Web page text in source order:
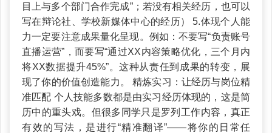
目上与多个部门合作完成”；若没有相关经历，也可以
写在辩论社、学校新媒体中心的经历） 5.体现个人能
力一定要注意成果量化呈现。例如：不要写“负责账号
直播运营”，而要写“通过XX内容策略优化，三个月内
将XX数据提升45%”。这种从责任到成果的转变，展
现了你的价值创造能力。 精炼实习：让经历与岗位精
准匹配 个人技能多数都是由实习经历体现的，这是简
历中的重头戏。但很多同学只是罗列工作内容，真正
有效的写法，是进行“精准翻译”——将你的日常任